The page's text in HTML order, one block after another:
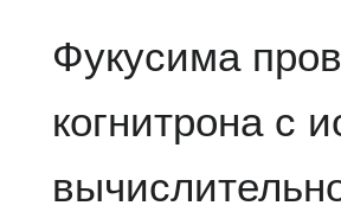
Фукусима
когнитрона с